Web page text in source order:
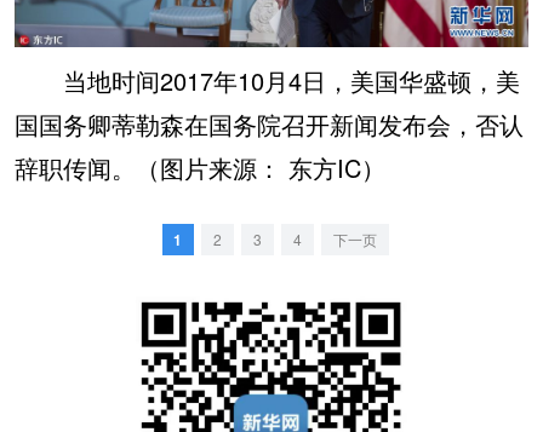
当地时间2017年10月4日，美国华盛顿，美
国国务卿蒂勒森在国务院召开新闻发布会，否认
辞职传闻。（图片来源： 东方IC）
1 2 3 4 下一页